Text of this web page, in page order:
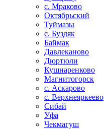
c. Мраково
Октябрьский
Туймазы
c. Буздяк
Баймак
Давлеканово
Дюртюли
Кушнаренково
Магнитогорск
с. Аскарово
с. Верхнеяркеево
Сибай
Уфа
Чекмагуш